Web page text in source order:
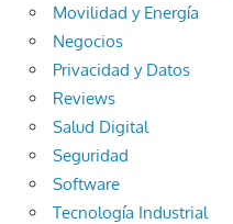
Movilidad y Energía
Negocios
Privacidad y Datos
Reviews
Salud Digital
Seguridad
Software
Tecnología Industrial